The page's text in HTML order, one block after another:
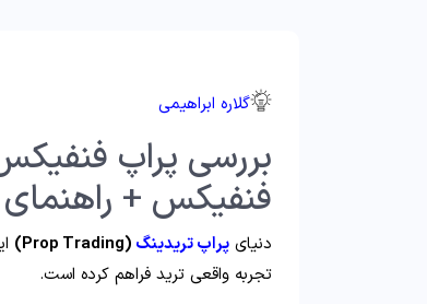
گلاره ابراهیمی
فنفیکس +
دنیای پراپ تریدینگ (Prop Trading)
تجربه واقعی ترید فراهم کرده است.